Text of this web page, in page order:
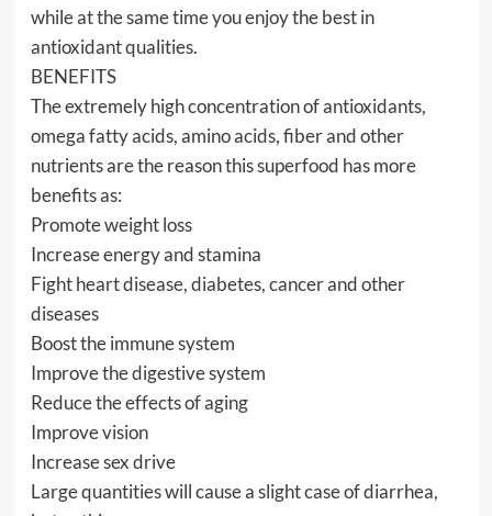
while at the same time you enjoy the best in
antioxidant qualities.
BENEFITS
The extremely high concentration of antioxidants,
omega fatty acids, amino acids, fiber and other
nutrients are the reason this superfood has more
benefits as:
Promote weight loss
Increase energy and stamina
Fight heart disease, diabetes, cancer and other
diseases
Boost the immune system
Improve the digestive system
Reduce the effects of aging
Improve vision
Increase sex drive
Large quantities will cause a slight case of diarrhea,